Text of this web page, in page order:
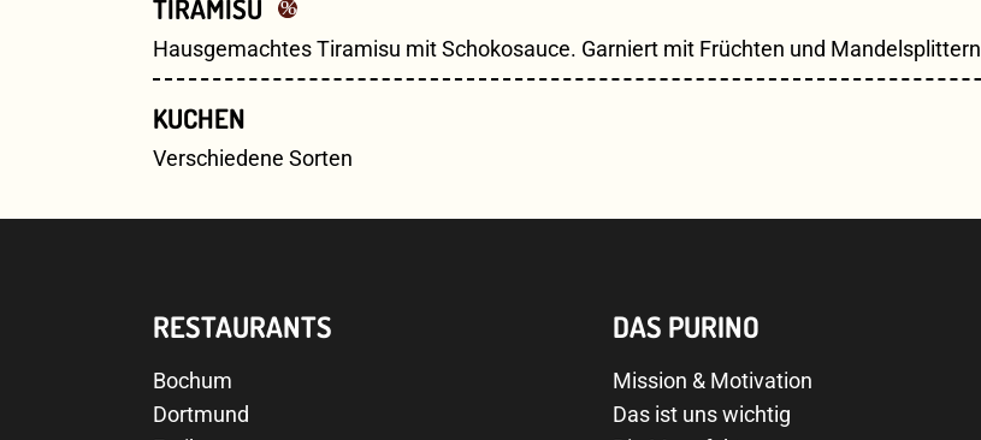
TIRAMISU
Hausgemachtes Tiramisu mit Schokosauce. Garniert mit Früchten und Mandelsplittern
KUCHEN
Verschiedene Sorten
RESTAURANTS
Bochum
Dortmund
DAS PURINO
Mission & Motivation
Das ist uns wichtig